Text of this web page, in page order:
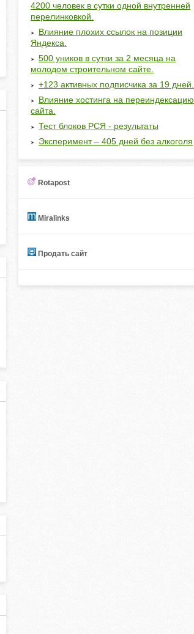
4200 человек в сутки одной внутренней
перелинковкой.
Влияние плохих ссылок на позиции
Яндекса.
500 уников в сутки за 2 месяца на
молодом строительном сайте.
+123 активных подписчика за 19 дней.
Влияние хостинга на переиндексацию
сайта.
Тест блоков РСЯ - результаты
Эксперимент – 405 дней без алкоголя
Rotapost
Miralinks
Продать сайт